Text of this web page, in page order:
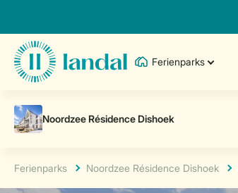
Ferienparks
Ferienparks Noordzee Résidence Dishoek